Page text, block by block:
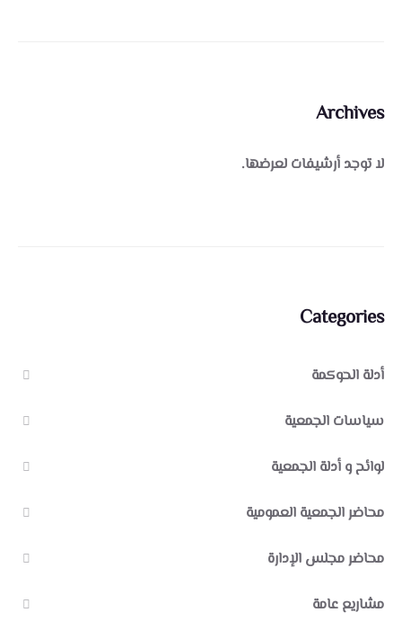
Archives
لا توجد أرشيفات لعرضها.
Categories
أدلة الحوكمة
سياسات الجمعية
لوائح و أدلة الجمعية
محاضر الجمعية العمومية
محاضر مجلس الإدارة
مشاريع عامة